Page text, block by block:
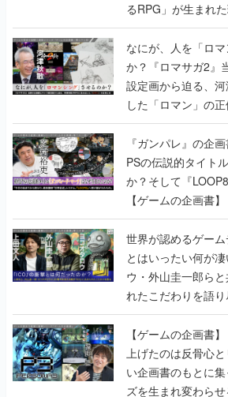
るRPG」が生まれ
書】
なにが、人を「ロ
か？『ロマサガ2』
設定画から迫る、
した「ロマン」の
書】
『ガンパレ』の企
PSの伝説的タイト
か？そして『
【ゲームの企画書】
世界が認めるゲー
とはいったい何が
ウ・外山圭一郎ら
れたこだわりを語
画書】
【ゲームの企画書
上げたのは反骨心
い企画書のもとに
ズを生まれ変わら